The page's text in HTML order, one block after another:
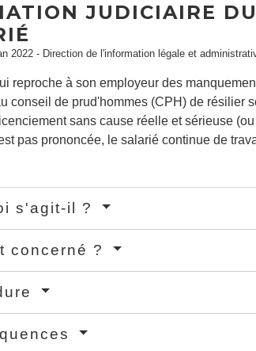
JUDICIAIRE
2022 - Direction de l'information légale et
reproche à son employeur des
conseil de prud'hommes (CPH) de résilier
sans cause réelle et sérieuse
pas prononcée, le salarié continue de
s'agit-il ?
concerné ?